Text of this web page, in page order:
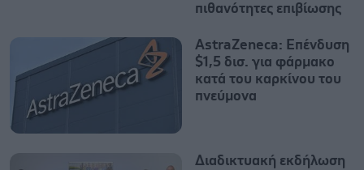
πιθανότητες επιβίωσης
AstraZeneca: Επένδυση
$1,5 δισ. για φάρμακο
κατά του καρκίνου του
πνεύμονα
Διαδικτυακή εκδήλωση